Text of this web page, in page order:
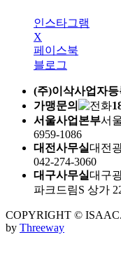
인스타그램
X
페이스북
블로그
(주)이삭사업자
가맹문의
서울사업본부서
6959-1086
대전사무실대전
042-274-3060
대구사무실대구
파크드림S 상가
COPYRIGHT ©
by Threeway